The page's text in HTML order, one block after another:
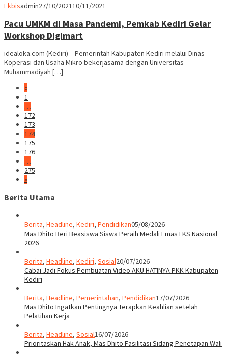
Ekbisadmin27/10/202110/11/2021
Pacu UMKM di Masa Pandemi, Pemkab Kediri Gelar
Workshop Digimart
idealoka.com (Kediri) – Pemerintah Kabupaten Kediri melalui Dinas
Koperasi dan Usaha Mikro bekerjasama dengan Universitas
Muhammadiyah […]
«
1
…
172
173
174
175
176
…
275
»
Berita Utama
Berita, Headline, Kediri, Pendidikan05/08/2026
Mas Dhito Beri Beasiswa Siswa Peraih Medali Emas LKS Nasional
2026
Berita, Headline, Kediri, Sosial20/07/2026
Cabai Jadi Fokus Pembuatan Video AKU HATINYA PKK Kabupaten
Kediri
Berita, Headline, Pemerintahan, Pendidikan17/07/2026
Mas Dhito Ingatkan Pentingnya Terapkan Keahlian setelah
Pelatihan Kerja
Berita, Headline, Sosial16/07/2026
Prioritaskan Hak Anak, Mas Dhito Fasilitasi Sidang Penetapan Wali